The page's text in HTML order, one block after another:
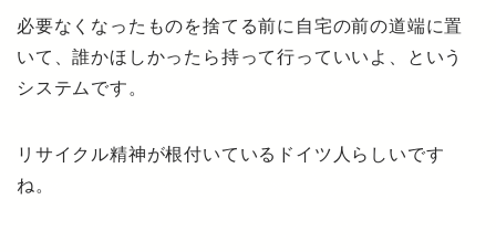
必要なくなったものを捨てる前に自宅の前の道端に置
いて、誰かほしかったら持って行っていいよ、という
システムです。
リサイクル精神が根付いているドイツ人らしいです
ね。